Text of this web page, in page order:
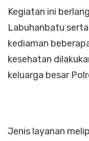
Kegiatan ini
Labuhanbatu
kediaman
kesehatan
keluarga besar
Jenis layanan